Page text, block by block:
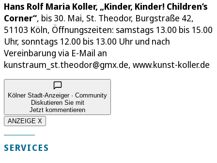
Hans Rolf Maria Koller, „Kinder, Kinder! Children’s
Corner“, bis 30. Mai, St. Theodor, Burgstraße 42,
51103 Köln, Öffnungszeiten: samstags 13.00 bis 15.00
Uhr, sonntags 12.00 bis 13.00 Uhr und nach
Vereinbarung via E-Mail an
kunstraum_st.theodor@gmx.de, www.kunst-koller.de
Kölner Stadt-Anzeiger · Community
Diskutieren Sie mit
Jetzt kommentieren
ANZEIGE X
SERVICES